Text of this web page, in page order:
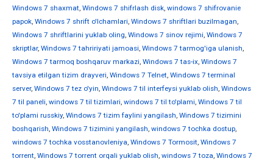
Windows 7 shaxmat, Windows 7 shifrlash disk, windows 7 shifrovanie
papok, Windows 7 shrift o'lchamlari, Windows 7 shriftlari buzilmagan,
Windows 7 shriftlarini yuklab oling, Windows 7 sinov rejimi, Windows 7
skriptlar, Windows 7 tahririyati jamoasi, Windows 7 tarmog'iga ulanish,
Windows 7 tarmoq boshqaruv markazi, Windows 7 tas-ix, Windows 7
tavsiya etilgan tizim drayveri, Windows 7 Telnet, Windows 7 terminal
server, Windows 7 tez o'yin, Windows 7 til interfeysi yuklab olish, Windows
7 til paneli, windows 7 til tizimlari, windows 7 til to'plami, Windows 7 til
to'plami russkiy, Windows 7 tizim faylini yangilash, Windows 7 tizimini
boshqarish, Windows 7 tizimini yangilash, windows 7 tochka dostup,
windows 7 tochka vosstanovleniya, Windows 7 Tormosit, Windows 7
torrent, Windows 7 torrent orqali yuklab olish, windows 7 toza, Windows 7